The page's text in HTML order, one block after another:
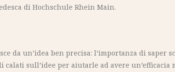
di Hochschule Rhein Main.
da un’idea ben precisa: l’importanza di
calati sull’idee per aiutarle ad avere